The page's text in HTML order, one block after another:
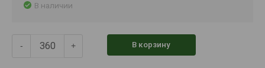
В наличии
- + В корзину